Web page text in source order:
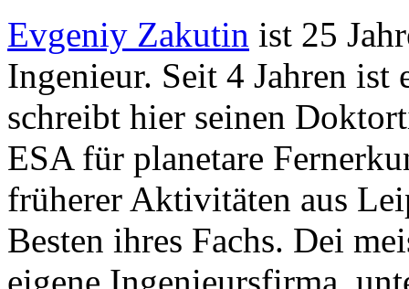
Evgeniy Zakutin ist 25
Ingenieur. Seit 4 Jahren
schreibt hier seinen
ESA für planetare
früherer Aktivitäten aus
Besten ihres Fachs. Dei